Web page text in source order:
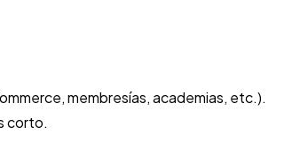
membresías, academias, etc.).
corto.